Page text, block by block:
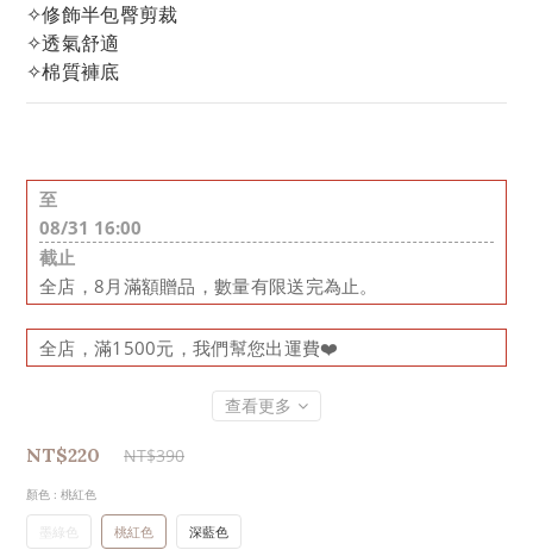
✧修飾半包臀剪裁
✧透氣舒適
✧棉質褲底
至
08/31 16:00
截止
全店，8月滿額贈品，數量有限送完為止。
全店，滿1500元，我們幫您出運費❤️
查看更多
NT$220 NT$390
顏色 : 桃紅色
墨綠色 桃紅色 深藍色